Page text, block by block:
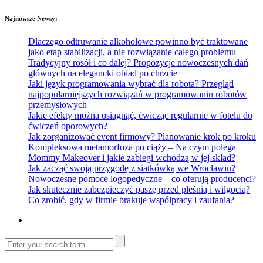
Najnowsze Newsy:
Dlaczego odtruwanie alkoholowe powinno być traktowane
jako etap stabilizacji, a nie rozwiązanie całego problemu
Tradycyjny rosół i co dalej? Propozycje nowoczesnych dań
głównych na elegancki obiad po chrzcie
Jaki język programowania wybrać dla robota? Przegląd
najpopularniejszych rozwiązań w programowaniu robotów
przemysłowych
Jakie efekty można osiągnąć, ćwicząc regularnie w fotelu do
ćwiczeń oporowych?
Jak zorganizować event firmowy? Planowanie krok po kroku
Kompleksowa metamorfoza po ciąży – Na czym polega
Mommy Makeover i jakie zabiegi wchodzą w jej skład?
Jak zacząć swoją przygodę z siatkówką we Wrocławiu?
Nowoczesne pomoce logopedyczne – co oferują producenci?
Jak skutecznie zabezpieczyć paszę przed pleśnią i wilgocią?
Co zrobić, gdy w firmie brakuje współpracy i zaufania?